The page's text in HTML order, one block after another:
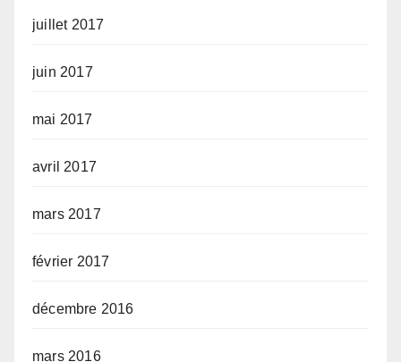
juillet 2017
juin 2017
mai 2017
avril 2017
mars 2017
février 2017
décembre 2016
mars 2016